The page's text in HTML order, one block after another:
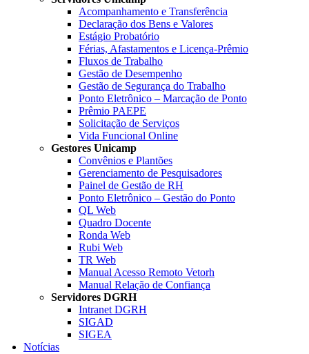
Acompanhamento e Transferência
Declaração dos Bens e Valores
Estágio Probatório
Férias, Afastamentos e Licença-Prêmio
Fluxos de Trabalho
Gestão de Desempenho
Gestão de Segurança do Trabalho
Ponto Eletrônico – Marcação de Ponto
Prêmio PAEPE
Solicitação de Serviços
Vida Funcional Online
Gestores Unicamp
Convênios e Plantões
Gerenciamento de Pesquisadores
Painel de Gestão de RH
Ponto Eletrônico – Gestão do Ponto
QL Web
Quadro Docente
Ronda Web
Rubi Web
TR Web
Manual Acesso Remoto Vetorh
Manual Relação de Confiança
Servidores DGRH
Intranet DGRH
SIGAD
SIGEA
Notícias